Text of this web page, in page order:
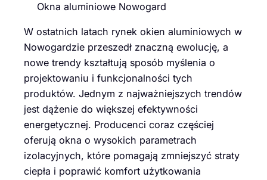
Okna aluminiowe Nowogard
W ostatnich latach rynek okien aluminiowych w
Nowogardzie przeszedł znaczną ewolucję, a
nowe trendy kształtują sposób myślenia o
projektowaniu i funkcjonalności tych
produktów. Jednym z najważniejszych trendów
jest dążenie do większej efektywności
energetycznej. Producenci coraz częściej
oferują okna o wysokich parametrach
izolacyjnych, które pomagają zmniejszyć straty
ciepła i poprawić komfort użytkowania